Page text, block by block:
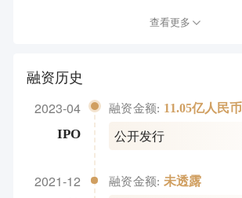
查看更多
融资历史
2023-04
IPO
融资金额: 11.05亿人民币
公开发行
2021-12 融资金额: 未透露